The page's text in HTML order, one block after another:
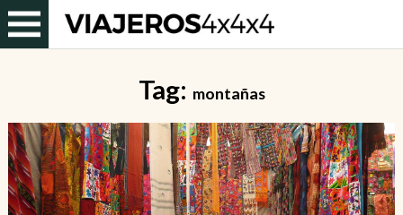
Tag: montañas